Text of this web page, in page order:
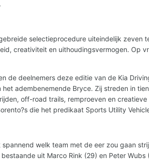
selectieprocedure uiteindelijk zeven
creativiteit en uithoudingsvermogen. Op
de deelnemers deze editie van de Kia
adembenemende Bryce. Zij streden in
off-road trails, remproeven en
die het predikaat Sports Utility
welk team met de eer zou gaan
uit Marco Rink (29) en Peter